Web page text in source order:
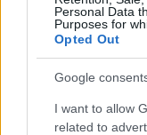
Personal Data
Purposes for
Opted Out
Google
I want to allow
related to
elmozdulásnak
időszakban
pontján is
nem a
Például